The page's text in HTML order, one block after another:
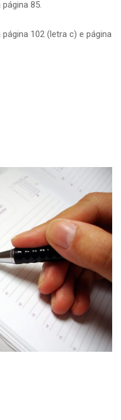
85.
102 (letra c) e página